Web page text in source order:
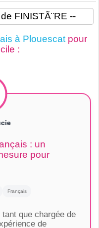
à Plouescatpour
:
: un
pour
Français
que chargée de
de